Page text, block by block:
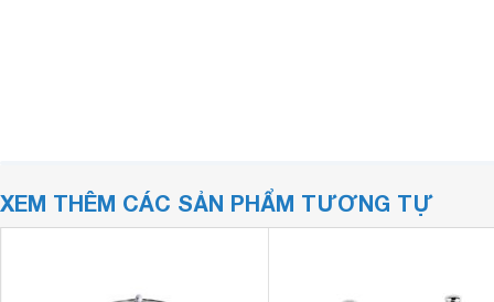
XEM THÊM CÁC SẢN PHẨM TƯƠNG TỰ